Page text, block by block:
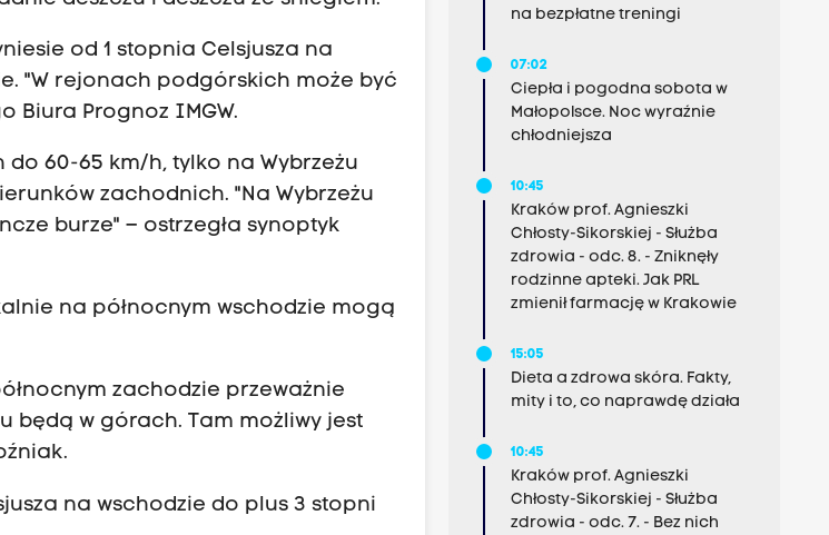
od 1 stopnia Celsjusza na
"W rejonach podgórskich może być
Biura Prognoz IMGW.
60-65 km/h, tylko na Wybrzeżu
zachodnich. "Na Wybrzeżu
burze" – ostrzegła synoptyk
na północnym wschodzie mogą
zachodzie przeważnie
będą w górach. Tam możliwy jest
na wschodzie do plus 3 stopni
na bezpłatne treningi
07:02
Ciepła i pogodna sobota w
Małopolsce. Noc wyraźnie
chłodniejsza
10:45
Kraków prof. Agnieszki
Chłosty-Sikorskiej - Służba
zdrowia - odc. 8. - Zniknęły
rodzinne apteki. Jak PRL
zmienił farmację w Krakowie
15:05
Dieta a zdrowa skóra. Fakty,
mity i to, co naprawdę działa
10:45
Kraków prof. Agnieszki
Chłosty-Sikorskiej - Służba
zdrowia - odc. 7. - Bez nich